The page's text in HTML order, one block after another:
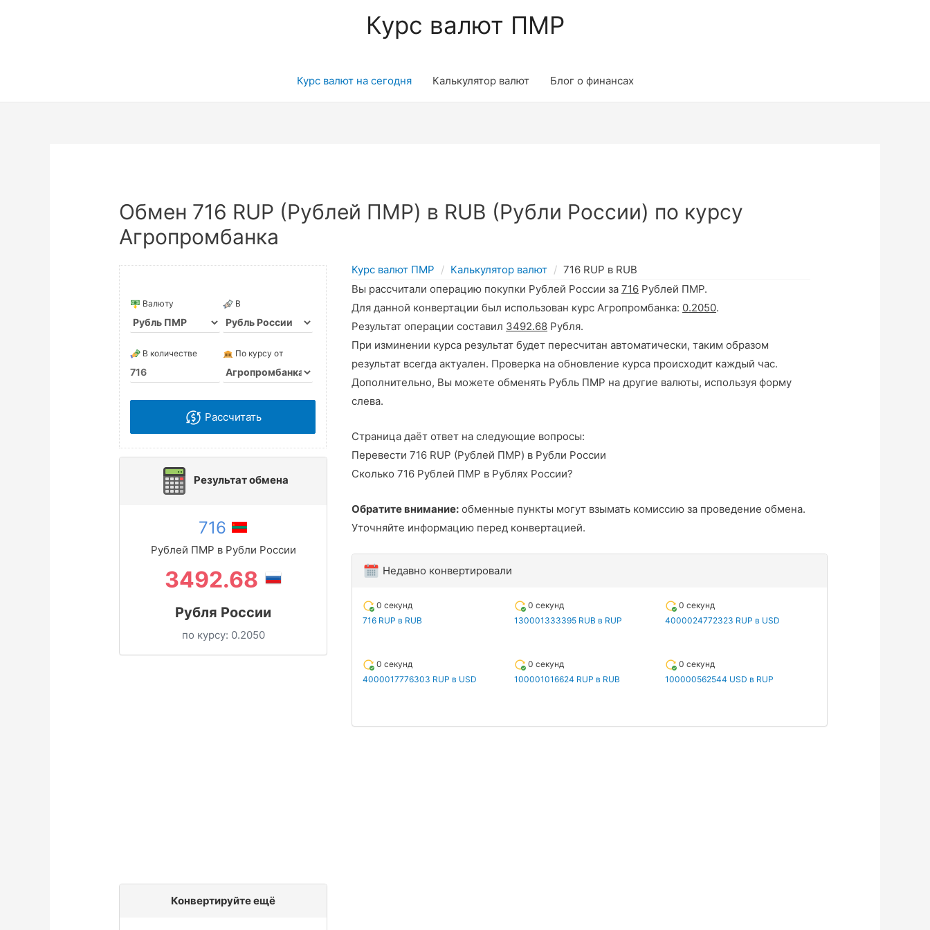
Курс валют ПМР
Курс валют на сегодня Калькулятор валют Блог о финансах
Обмен 716 RUP (Рублей ПМР) в RUB (Рубли России) по курсу
Агропромбанка
Валюту В
В количестве По курсу от
Рассчитать
Результат обмена
716
Рублей ПМР в Рубли России
3492.68
Рубля России
по курсу: 0.2050
Конвертируйте ещё
Курс валют ПМР Калькулятор валют
716 RUP в RUB
Вы рассчитали операцию покупки Рублей России за716 Рублей ПМР.
Для данной конвертации был использован курс Агропромбанка: 0.2050.
Результат операции составил 3492.68 Рубля.
При изминении курса результат будет пересчитан автоматически, таким образом
результат всегда актуален. Проверка на обновление курса происходит каждый час.
Дополнительно, Вы можете обменять Рубль ПМР на другие валюты, используя форму
слева.
Страница даёт ответ на следующие вопросы:
Перевести 716 RUP (Рублей ПМР) в Рубли России
Сколько 716 Рублей ПМР в Рублях России?
Обратите внимание: обменные пункты могут взымать комиссию за проведение обмена.
Уточняйте информацию перед конвертацией.
Недавно конвертировали
0 секунд
716 RUP в RUB
0 секунд
130001333395 RUB в RUP
0 секунд
4000024772323 RUP в USD
0 секунд
4000017776303 RUP в USD
0 секунд
100001016624 RUP в RUB
0 секунд
100000562544 USD в RUP